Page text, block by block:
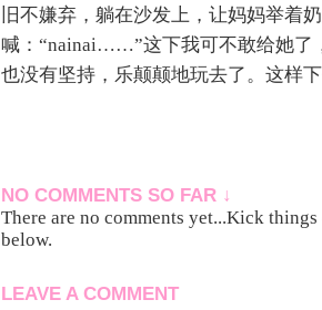
旧不嫌弃，躺在沙发上，让妈妈举着
喊：“nainai……”这下我可不敢给她了
也没有坚持，乐颠颠地玩去了。这样
NO COMMENTS SO FAR ↓
There are no comments yet...Kick
below.
LEAVE A COMMENT